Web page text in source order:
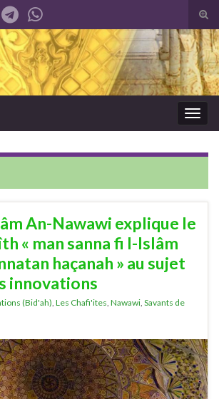
for:
An-Nawawi explique le
« man sanna fi l-Islâm
haçanah » au sujet
innovations
(Bid'ah) Les Chafi'ites Nawawi Savants de